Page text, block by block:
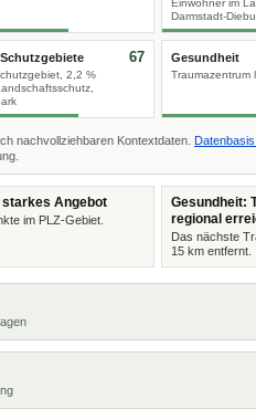
Einwohner im
Darmstadt-
2,2 %
67 Gesundheit
Traumazentrum
nachvollziehbaren Kontextdaten.
starkes Angebot
im PLZ-Gebiet.
Gesundheit:
regional
Das nächste
15 km entfernt.